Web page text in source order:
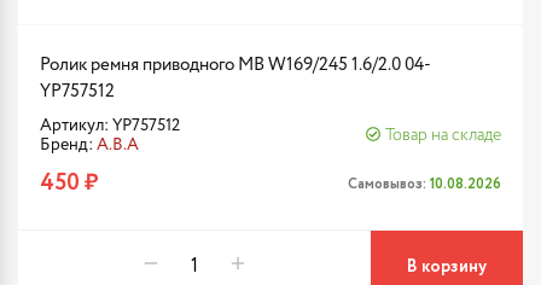
Ролик ремня приводного MB W169/245 1.6/2.0 04-
YP757512
Артикул: YP757512
Бренд: A.B.A
Товар на складе
450 ₽ Самовывоз: 10.08.2026
В корзину